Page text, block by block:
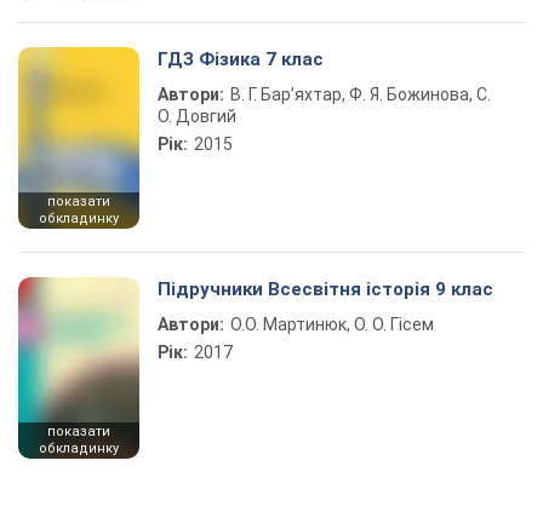
показати
обкладинку
ГДЗ Фізика 7 клас
Автори: В. Г. Бар’яхтар, Ф. Я. Божинова, С.
О. Довгий
Рік: 2015
показати
обкладинку
Підручники Всесвітня історія 9 клас
Автори: О.О. Мартинюк, О. О. Гісем
Рік: 2017